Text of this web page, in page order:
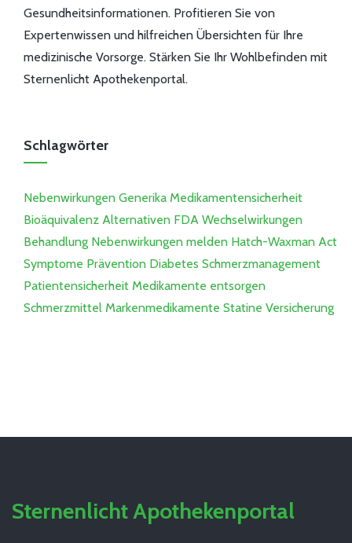
Gesundheitsinformationen. Profitieren Sie von
Expertenwissen und hilfreichen Übersichten für Ihre
medizinische Vorsorge. Stärken Sie Ihr Wohlbefinden mit
Sternenlicht Apothekenportal.
Schlagwörter
Nebenwirkungen Generika Medikamentensicherheit
Bioäquivalenz Alternativen FDA Wechselwirkungen
Behandlung Nebenwirkungen melden Hatch-Waxman Act
Symptome Prävention Diabetes Schmerzmanagement
Patientensicherheit Medikamente entsorgen
Schmerzmittel Markenmedikamente Statine Versicherung
Sternenlicht Apothekenportal